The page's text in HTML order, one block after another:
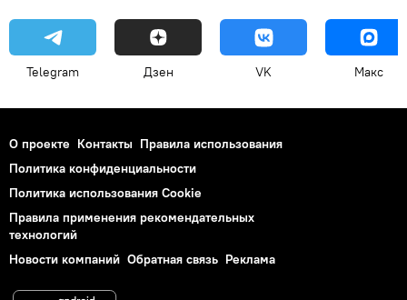
Telegram Дзен VK Макс
О проекте Контакты Правила использования
Политика конфиденциальности
Политика использования Cookie
Правила применения рекомендательных
технологий
Новости компаний Обратная связь Реклама